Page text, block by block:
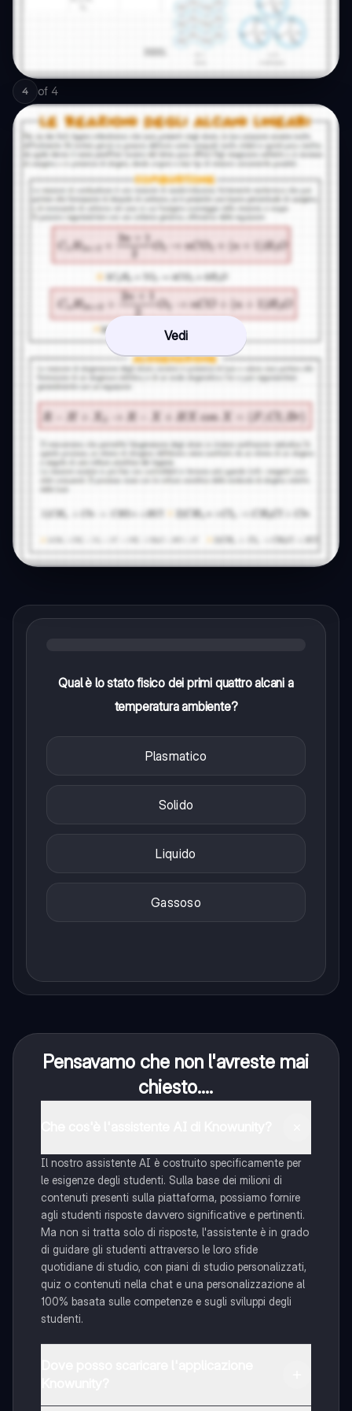
4 of 4
Vedi
Qual è lo stato fisico dei primi quattro alcani a
temperatura ambiente?
Plasmatico
Solido
Liquido
Gassoso
Pensavamo che non l'avreste mai
chiesto....
Il nostro assistente AI è costruito specificamente per
le esigenze degli studenti. Sulla base dei milioni di
contenuti presenti sulla piattaforma, possiamo fornire
agli studenti risposte davvero significative e pertinenti.
Ma non si tratta solo di risposte, l'assistente è in grado
di guidare gli studenti attraverso le loro sfide
quotidiane di studio, con piani di studio personalizzati,
quiz o contenuti nella chat e una personalizzazione al
100% basata sulle competenze e sugli sviluppi degli
studenti.